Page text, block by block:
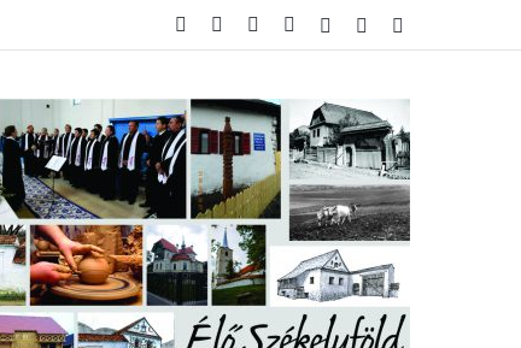
Facebook YouTubeInstagramBelépésVéletlen cikk